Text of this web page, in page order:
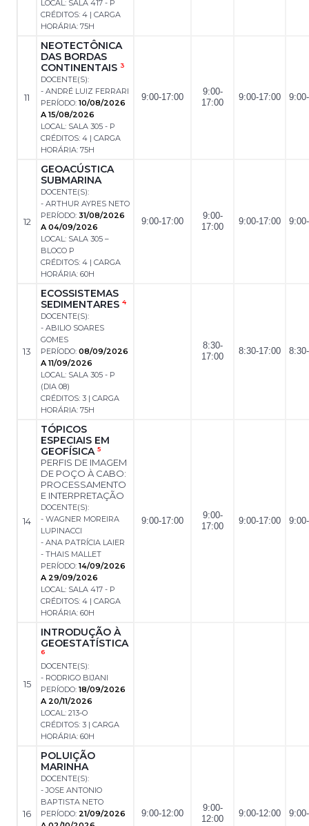
LOCAL: SALA 417 - P
CRÉDITOS: 4 | CARGA
HORÁRIA: 75H
11
NEOTECTÔNICA
DAS BORDAS
CONTINENTAIS 3
DOCENTE(S):
- ANDRÉ LUIZ FERRARI
PERÍODO: 10/08/2026
A 15/08/2026
LOCAL: SALA 305 - P
CRÉDITOS: 4 | CARGA
HORÁRIA: 75H
9:00-17:00
9:00-
17:00
9:00-17:00
12
GEOACÚSTICA
SUBMARINA
DOCENTE(S):
- ARTHUR AYRES NETO
PERÍODO: 31/08/2026
A 04/09/2026
LOCAL: SALA 305 –
BLOCO P
CRÉDITOS: 4 | CARGA
HORÁRIA: 60H
9:00-17:00
9:00-
17:00
9:00-17:00
13
ECOSSISTEMAS
SEDIMENTARES 4
DOCENTE(S):
- ABILIO SOARES
GOMES
PERÍODO: 08/09/2026
A 11/09/2026
LOCAL: SALA 305 - P
(DIA 08)
CRÉDITOS: 3 | CARGA
HORÁRIA: 75H
8:30-
17:00
8:30-17:00
14
TÓPICOS
ESPECIAIS EM
GEOFÍSICA 5
PERFIS DE IMAGEM
DE POÇO À CABO:
PROCESSAMENTO
E INTERPRETAÇÃO
DOCENTE(S):
- WAGNER MOREIRA
LUPINACCI
- ANA PATRÍCIA LAIER
- THAIS MALLET
PERÍODO: 14/09/2026
A 29/09/2026
LOCAL: SALA 417 - P
CRÉDITOS: 4 | CARGA
HORÁRIA: 60H
9:00-17:00
9:00-
17:00
9:00-17:00
15
INTRODUÇÃO À
GEOESTATÍSTICA
6
DOCENTE(S):
- RODRIGO BIJANI
PERÍODO: 18/09/2026
A 20/11/2026
LOCAL: 213-O
CRÉDITOS: 3 | CARGA
HORÁRIA: 60H
16
POLUIÇÃO
MARINHA
DOCENTE(S):
- JOSE ANTONIO
BAPTISTA NETO
PERÍODO: 21/09/2026
9:00-12:00
9:00-
12:00
9:00-12:00